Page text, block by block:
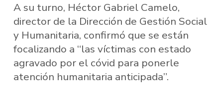
A su turno, Héctor Gabriel Camelo,
director de la Dirección de Gestión Social
y Humanitaria, confirmó que se están
focalizando a “las víctimas con estado
agravado por el cóvid para ponerle
atención humanitaria anticipada”.